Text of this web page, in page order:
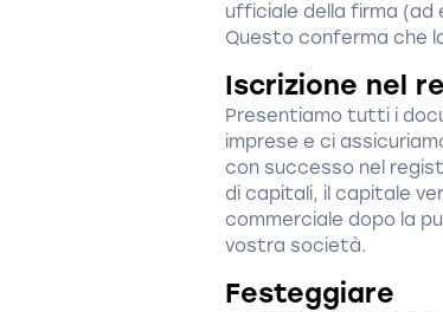
ufficiale della firma
Questo conferma che
Iscrizione nel
Presentiamo tutti i
imprese e ci
con successo nel
di capitali, il capitale
commerciale dopo la
vostra società.
Festeggiare